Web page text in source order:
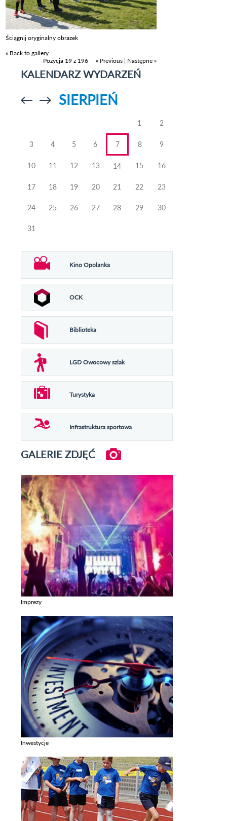
Ściągnij oryginalny obrazek
« Back to gallery
Pozycja 19 z 196
« Previous | Następne »
KALENDARZ WYDARZEŃ
Przejdź doPrzejdź do
SIERPIEŃ
1 2
3 4 5 6 7 8 9
10 11 12 13 14 15 16
17 18 19 20 21 22 23
24 25 26 27 28 29 30
31
Kino Opolanka
OCK
Biblioteka
LGD Owocowy szlak
Turystyka
Infrastruktura sportowa
GALERIE ZDJĘĆ
Imprezy
Inwestycje